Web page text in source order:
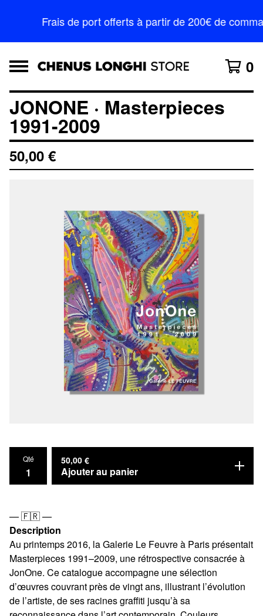
Frais de port offerts à partir de 200€ de
0
JONONE · Masterpieces
1991-2009
50,00 €
Qté 50,00 €
Ajouter au panier
— 🇫🇷 —
Description
Au printemps 2016, la Galerie Le Feuvre à Paris présentait
Masterpieces 1991–2009, une rétrospective consacrée à
JonOne. Ce catalogue accompagne une sélection
d’œuvres couvrant près de vingt ans, illustrant l’évolution
de l’artiste, de ses racines graffiti jusqu’à sa